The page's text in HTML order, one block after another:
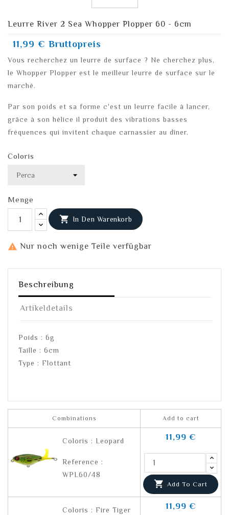
Leurre River 2 Sea Whopper Plopper 60 - 6cm
11,99 € Bruttopreis
Vous recherchez un leurre de surface ? Ne cherchez plus,
le Whopper Plopper est le meilleur leurre de surface sur le
marché.
Par son poids et sa forme c'est un leurre facile à lancer,
grâce à son hélice il produit des vibrations basses
fréquences qui invitent chaque carnassier au dîner.
Coloris
Menge
 In Den Warenkorb
 Nur noch wenige Teile verfügbar
Beschreibung
Artikeldetails
Poids : 6g
Taille : 6cm
Type : Flottant
Combinations Add to cart
Coloris : Leopard
Reference :
WPL60/48
11,99 €
 Add To Cart
Coloris : Fire Tiger 11,99 €